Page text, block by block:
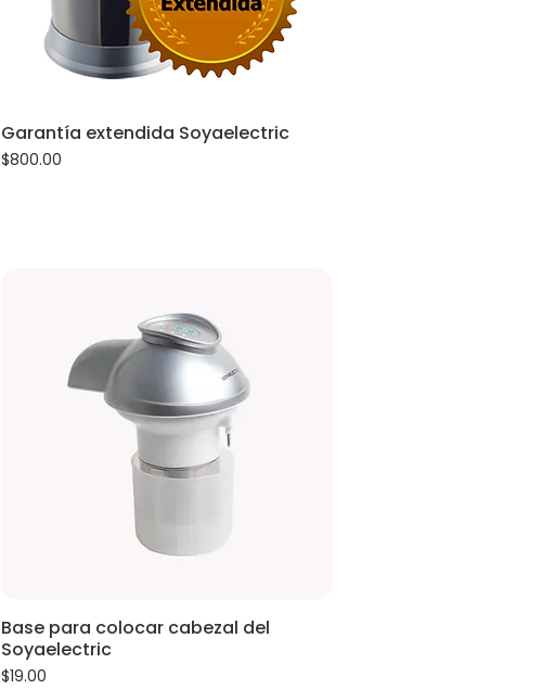
Garantía extendida Soyaelectric
Precio
$800.00
Base para colocar cabezal del
Soyaelectric
Precio
$19.00